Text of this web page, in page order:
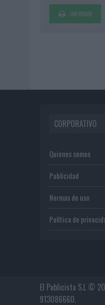
IMPRIMIR
CORPORATIVO
Quienes somos
Publicidad
Normas de uso
Política de
El Publicista S.L ©
913086660.